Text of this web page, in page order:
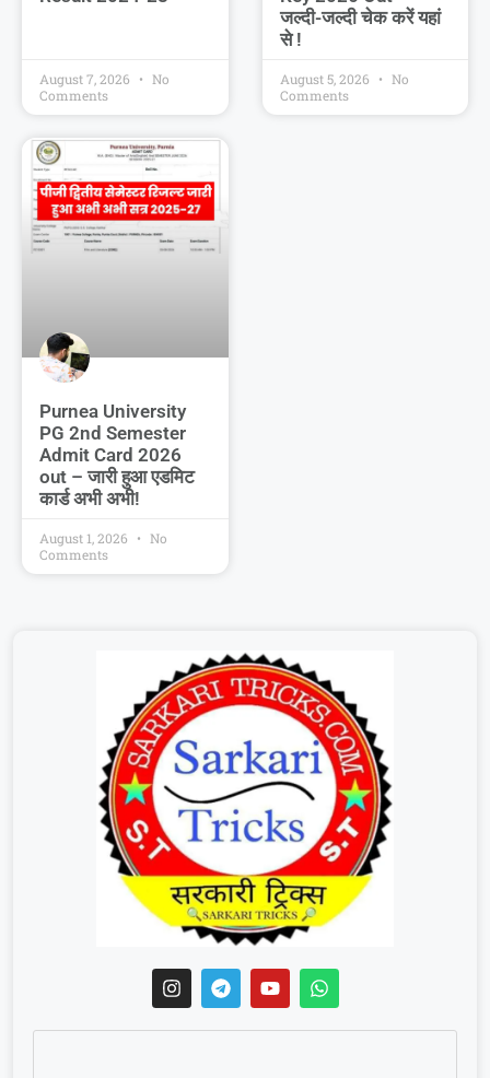
August 7, 2026
No
Comments
जल्दी-जल्दी चेक करें यहां
से !
August 5, 2026
No
Comments
Purnea University
PG 2nd Semester
Admit Card 2026
out – जारी हुआ एडमिट
कार्ड अभी अभी!
August 1, 2026
No
Comments